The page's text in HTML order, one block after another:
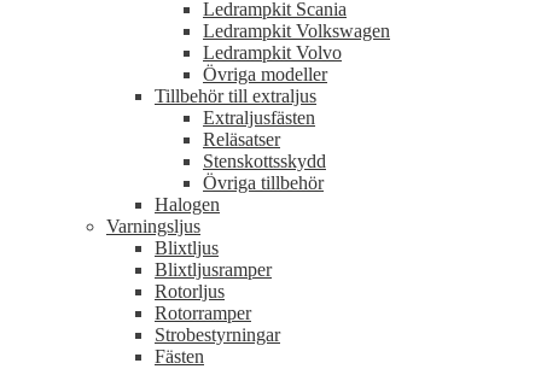
Ledrampkit Scania
Ledrampkit Volkswagen
Ledrampkit Volvo
Övriga modeller
Tillbehör till extraljus
Extraljusfästen
Reläsatser
Stenskottsskydd
Övriga tillbehör
Halogen
Varningsljus
Blixtljus
Blixtljusramper
Rotorljus
Rotorramper
Strobestyrningar
Fästen